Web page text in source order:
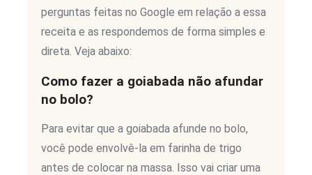
perguntas feitas no Google em relação a essa
receita e as respondemos de forma simples e
direta. Veja abaixo:
Como fazer a goiabada não afundar
no bolo?
Para evitar que a goiabada afunde no bolo,
você pode envolvê-la em farinha de trigo
antes de colocar na massa. Isso vai criar uma